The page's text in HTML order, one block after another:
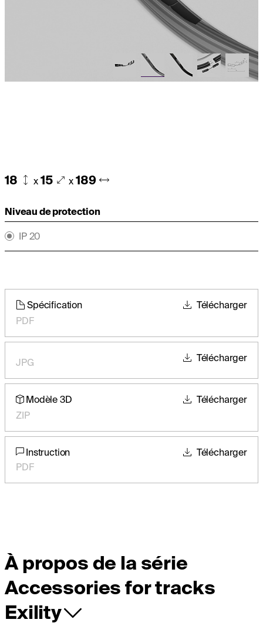
18 x15 x189
Niveau de protection
IP 20
Spécification
PDF
Télécharger
JPG Télécharger
Modèle 3D
ZIP
Télécharger
Instruction
PDF
Télécharger
À propos de la série
Accessories for tracks
Exility